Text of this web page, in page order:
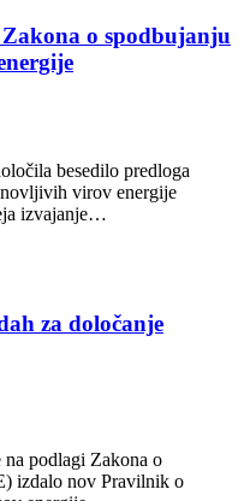
o spodbujanju
besedilo predloga
virov energije
izvajanje…
za določanje
podlagi Zakona o
izdalo nov Pravilnik o